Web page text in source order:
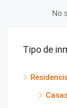
No
Tipo de